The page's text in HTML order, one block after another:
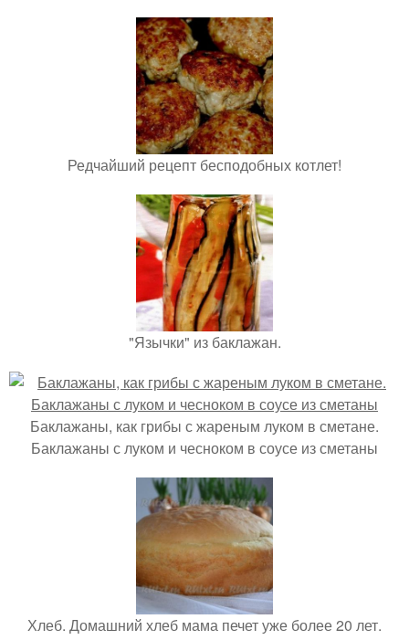
Редчайший рецепт бесподобных котлет!
"Язычки" из баклажан.
Баклажаны, как грибы с жареным луком в сметане.
Баклажаны с луком и чесноком в соусе из сметаны
Хлеб. Домашний хлеб мама печет уже более 20 лет.